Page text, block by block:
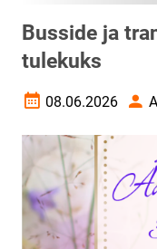
Busside ja
tulekuks
Loomise kuupäev
08.06.2026 Autor